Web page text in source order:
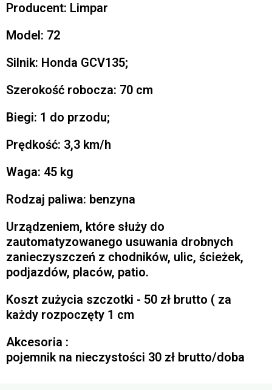
Producent: Limpar
Model: 72
Silnik: Honda GCV135;
Szerokość robocza: 70 cm
Biegi: 1 do przodu;
Prędkość: 3,3 km/h
Waga: 45 kg
Rodzaj paliwa: benzyna
Urządzeniem, które służy do
zautomatyzowanego usuwania drobnych
zanieczyszczeń z chodników, ulic, ścieżek,
podjazdów, placów, patio.
Koszt zużycia szczotki - 50 zł brutto ( za
każdy rozpoczęty 1 cm
Akcesoria :
pojemnik na nieczystości 30 zł brutto/doba